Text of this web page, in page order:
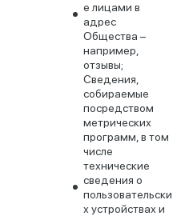
е лицами в
адрес
Общества –
например,
отзывы;
Сведения,
собираемые
посредством
метрических
программ, в том
числе
технические
сведения о
пользовательски
х устройствах и